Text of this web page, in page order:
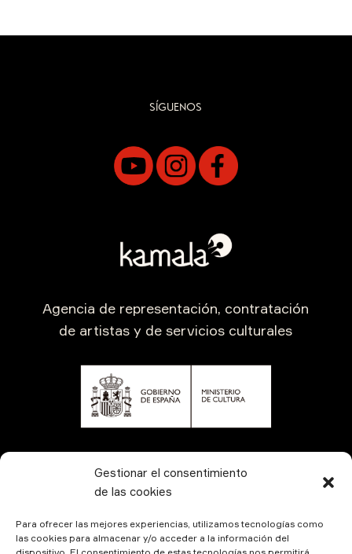
Gestionar el consentimiento
de las cookies
Para ofrecer las mejores experiencias, utilizamos tecnologías como
las cookies para almacenar y/o acceder a la información del
SÍGUENOS
Agencia de representación, contratación
de artistas y de servicios culturales